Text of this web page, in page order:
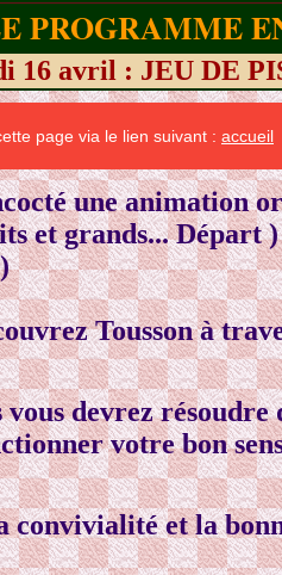
PROGRAMME
16 avril : JEU DE
page via le lien suivant : accueil
une animation
et grands... Départ
Tousson à
devrez résoudre
votre bon
convivialité et la